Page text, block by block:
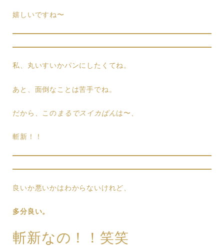
嬉しいですね〜
私、丸いすいかパンにしたくてね。
あと、面倒なことは苦手でね。
だから、この まるでスイカぱんは〜、
斬新！！
良いか悪いかはわからないけれど、
多分良い。
斬新なの！！笑笑